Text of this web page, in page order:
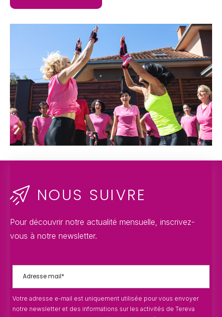
NOUS SUIVRE
Pour découvrir notre actualité mensuelle, inscrivez-
vous à notre newsletter.
Votre adresse e-mail est uniquement utilisée pour vous envoyer
notre newsletter et des informations sur les activités de Tereva